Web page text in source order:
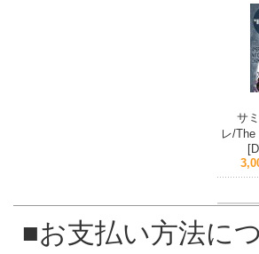
サ
レ/The
■お支払い方法に